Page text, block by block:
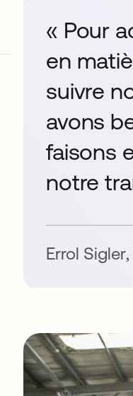
« Pour
en
suivre
avons
faisons
notre
Errol Sigler,